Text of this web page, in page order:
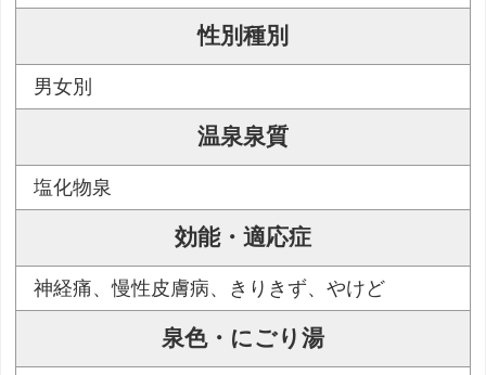
性別種別
男女別
温泉泉質
塩化物泉
効能・適応症
神経痛、慢性皮膚病、きりきず、やけど
泉色・にごり湯